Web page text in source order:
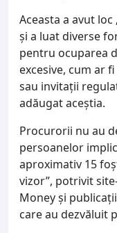
Aceasta a avut
și a luat diverse
pentru ocuparea
excesive, cum ar
sau invitații
adăugat aceștia.
Procurorii nu au
persoanelor
aproximativ 15
vizor”, potrivit
Money și
care au dezvăluit